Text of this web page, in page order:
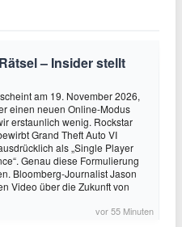
– Insider stellt
am 19. November 2026,
einen neuen Online-Modus
erstaunlich wenig. Rockstar
Grand Theft Auto VI
als „Single Player
Genau diese Formulierung
Bloomberg-Journalist Jason
Video über die Zukunft von
vor 55 Minuten